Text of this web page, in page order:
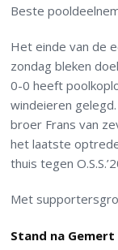
Beste
Het einde van de
zondag bleken
0-0 heeft
windeieren
broer Frans van
het laatste
thuis tegen
Met
Stand na Gemert